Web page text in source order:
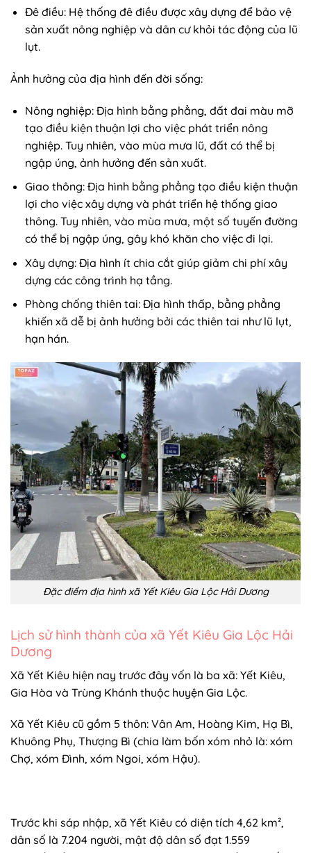
Đê điều: Hệ thống đê điều được xây dựng để bảo vệ
sản xuất nông nghiệp và dân cư khỏi tác động của lũ
lụt.
Ảnh hưởng của địa hình đến đời sống:
Nông nghiệp: Địa hình bằng phẳng, đất đai màu mỡ
tạo điều kiện thuận lợi cho việc phát triển nông
nghiệp. Tuy nhiên, vào mùa mưa lũ, đất có thể bị
ngập úng, ảnh hưởng đến sản xuất.
Giao thông: Địa hình bằng phẳng tạo điều kiện thuận
lợi cho việc xây dựng và phát triển hệ thống giao
thông. Tuy nhiên, vào mùa mưa, một số tuyến đường
có thể bị ngập úng, gây khó khăn cho việc đi lại.
Xây dựng: Địa hình ít chia cắt giúp giảm chi phí xây
dựng các công trình hạ tầng.
Phòng chống thiên tai: Địa hình thấp, bằng phẳng
khiến xã dễ bị ảnh hưởng bởi các thiên tai như lũ lụt,
hạn hán.
Đặc điểm địa hình xã Yết Kiêu Gia Lộc Hải Dương
Lịch sử hình thành của xã Yết Kiêu Gia Lộc Hải
Dương
Xã Yết Kiêu hiện nay trước đây vốn là ba xã: Yết Kiêu,
Gia Hòa và Trùng Khánh thuộc huyện Gia Lộc.
Xã Yết Kiêu cũ gồm 5 thôn: Vân Am, Hoàng Kim, Hạ Bì,
Khuông Phụ, Thượng Bì (chia làm bốn xóm nhỏ là: xóm
Chợ, xóm Đình, xóm Ngoi, xóm Hậu).
Trước khi sáp nhập, xã Yết Kiêu có diện tích 4,62 km²,
dân số là 7.204 người, mật độ dân số đạt 1.559